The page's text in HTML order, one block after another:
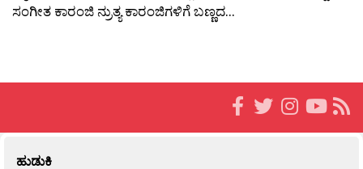
ಸಂಗೀತ ಕಾರಂಜಿ ನ್ರುತ್ಯ ಕಾರಂಜಿಗಳಿಗೆ ಬಣ್ಣದ...
ಹುಡುಕಿ